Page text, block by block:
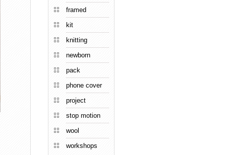
framed
kit
knitting
newborn
pack
phone cover
project
stop motion
wool
workshops